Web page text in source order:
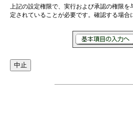
上記の設定権限で、実行および承認の権限
定されていることが必要です。確認する場